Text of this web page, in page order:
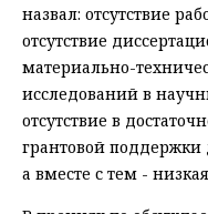
назвал: отсутствие
отсутствие
материально-
исследований в
отсутствие в
грантовой
а вместе с тем -